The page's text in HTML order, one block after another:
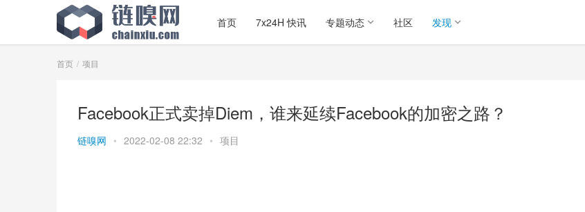
首页 7x24H 快讯 专题动态 社区 发现
首页 项目
Facebook正式卖掉Diem，谁来延续Facebook的加密之路？
链嗅网 • 2022-02-08 22:32 • 项目